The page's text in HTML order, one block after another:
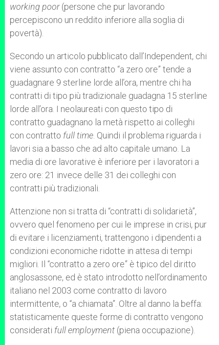
working poor(persone che pur lavorando
percepiscono un reddito inferiore alla soglia di
povertà).
Secondo un articolo pubblicato dall’Independent, chi
viene assunto con contratto “a zero ore” tende a
guadagnare 9 sterline lorde all’ora, mentre chi ha
contratti di tipo più tradizionale guadagna 15 sterline
lorde all’ora. I neolaureati con questo tipo di
contratto guadagnano la metà rispetto ai colleghi
con contratto full time . Quindi il problema riguarda i
lavori sia a basso che ad alto capitale umano. La
media di ore lavorative è inferiore per i lavoratori a
zero ore: 21 invece delle 31 dei colleghi con
contratti più tradizionali.
Attenzione non si tratta di “contratti di solidarietà”,
ovvero quel fenomeno per cui le imprese in crisi, pur
di evitare i licenziamenti, trattengono i dipendenti a
condizioni economiche ridotte in attesa di tempi
migliori. Il “contratto a zero ore” è tipico del diritto
anglosassone, ed è stato introdotto nell’ordinamento
italiano nel 2003 come contratto di lavoro
intermittente, o “a chiamata”. Oltre al danno la beffa:
statisticamente queste forme di contratto vengono
considerati full employment (piena occupazione).